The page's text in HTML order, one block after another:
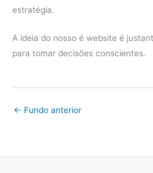
estratégia.
A ideia do nosso é website é
para tomar decisões conscientes.
← Fundo anterior